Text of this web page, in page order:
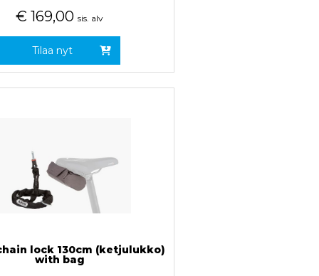
€ 169,00 sis. alv
Tilaa nyt
lock 130cm (ketjulukko)
with bag